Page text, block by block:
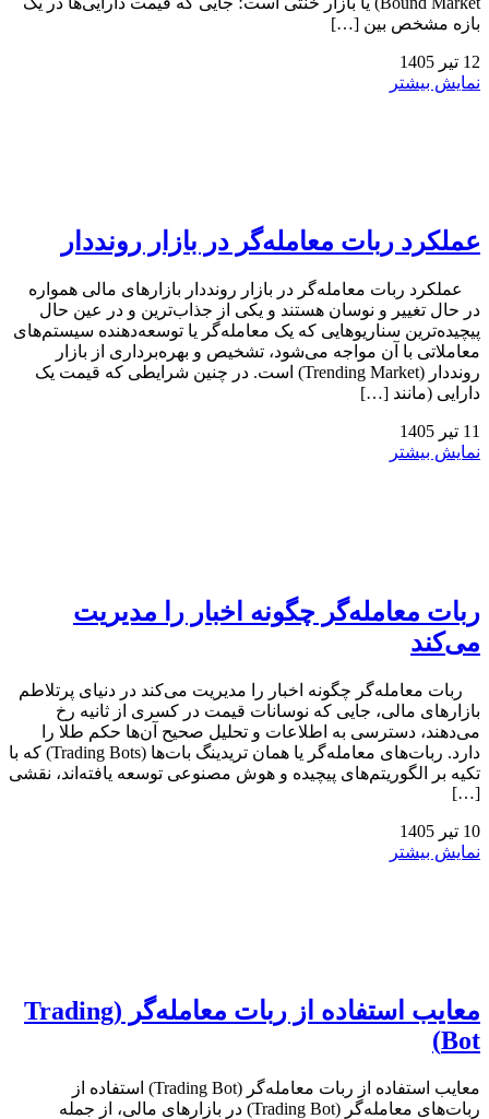
بازه مشخص بین […]
12 تیر 1405
نمایش بیشتر
عملکرد ربات معامله‌گر در بازار رونددار
عملکرد ربات معامله‌گر در بازار رونددار بازارهای مالی همواره
در حال تغییر و نوسان هستند و یکی از جذاب‌ترین و در عین حال
پیچیده‌ترین سناریوهایی که یک معامله‌گر یا توسعه‌دهنده سیستم‌های
معاملاتی با آن مواجه می‌شود، تشخیص و بهره‌برداری از بازار
رونددار (Trending Market) است. در چنین شرایطی که قیمت یک
دارایی (مانند […]
11 تیر 1405
نمایش بیشتر
ربات معامله‌گر چگونه اخبار را مدیریت
می‌کند
ربات معامله‌گر چگونه اخبار را مدیریت می‌کند در دنیای پرتلاطم
بازارهای مالی، جایی که نوسانات قیمت در کسری از ثانیه رخ
می‌دهند، دسترسی به اطلاعات و تحلیل صحیح آن‌ها حکم طلا را
دارد. ربات‌های معامله‌گر یا همان تریدینگ بات‌ها (Trading Bots) که با
تکیه بر الگوریتم‌های پیچیده و هوش مصنوعی توسعه یافته‌اند، نقشی
[…]
10 تیر 1405
نمایش بیشتر
معایب استفاده از ربات معامله‌گر (Trading
Bot)
معایب استفاده از ربات معامله‌گر (Trading Bot) استفاده از
ربات‌های معامله‌گر (Trading Bot) در بازارهای مالی، از جمله